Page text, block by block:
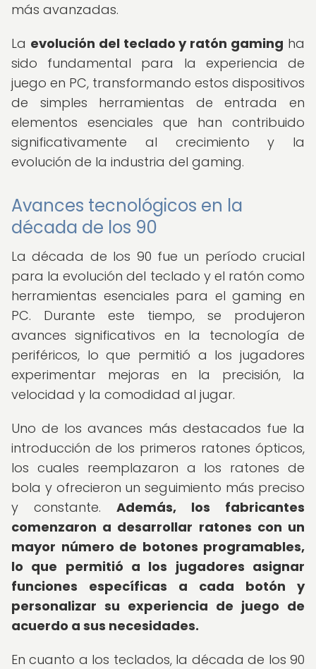
más avanzadas.
La evolución del teclado y ratón gaming ha
sido fundamental para la experiencia de
juego en PC, transformando estos dispositivos
de simples herramientas de entrada en
elementos esenciales que han contribuido
significativamente al crecimiento y la
evolución de la industria del gaming.
Avances tecnológicos en la
década de los 90
La década de los 90 fue un período crucial
para la evolución del teclado y el ratón como
herramientas esenciales para el gaming en
PC. Durante este tiempo, se produjeron
avances significativos en la tecnología de
periféricos, lo que permitió a los jugadores
experimentar mejoras en la precisión, la
velocidad y la comodidad al jugar.
Uno de los avances más destacados fue la
introducción de los primeros ratones ópticos,
los cuales reemplazaron a los ratones de
bola y ofrecieron un seguimiento más preciso
y constante. Además, los fabricantes
comenzaron a desarrollar ratones con un
mayor número de botones programables,
lo que permitió a los jugadores asignar
funciones específicas a cada botón y
personalizar su experiencia de juego de
acuerdo a sus necesidades.
En cuanto a los teclados, la década de los 90